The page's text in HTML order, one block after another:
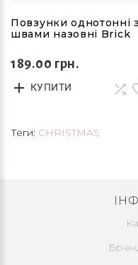
Повзунки однотонні
швами назовні Brick
189.00 грн.
КУПИТИ
Теги: CHRISTMAS